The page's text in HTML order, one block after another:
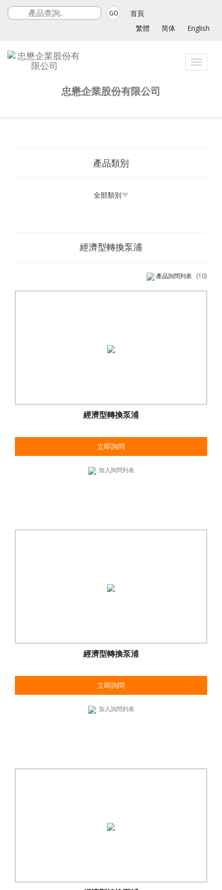
GO
首頁
繁體
简体 English
Toggle
忠懋企業股份有限公司
產品類別
全部類別
經濟型轉換泵浦
產品詢問列表 (10)
經濟型轉換泵浦
立即詢問
加入詢問列表
經濟型轉換泵浦
立即詢問
加入詢問列表